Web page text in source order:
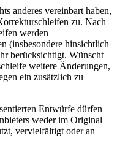
anderes vereinbart haben,
zu. Nach
werden
(insbesondere hinsichtlich
berücksichtigt. Wünscht
weitere Änderungen,
ein zusätzlich zu
Entwürfe dürfen
weder im Original
vervielfältigt oder an